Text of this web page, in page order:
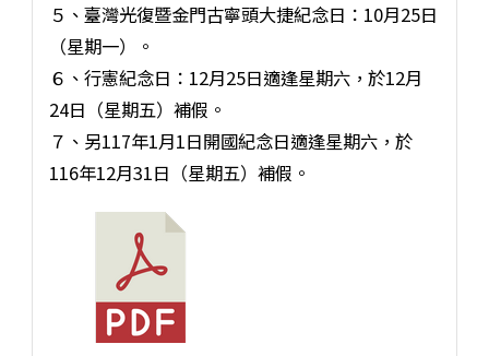
５、臺灣光復暨金門古寧頭大捷紀念日：10月25日
（星期一）。
６、行憲紀念日：12月25日適逢星期六，於12月
24日（星期五）補假。
７、另117年1月1日開國紀念日適逢星期六，於
116年12月31日（星期五）補假。